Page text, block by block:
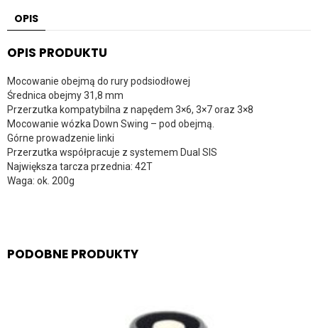
OPIS
OPIS PRODUKTU
Mocowanie obejmą do rury podsiodłowej
Średnica obejmy 31,8 mm
Przerzutka kompatybilna z napędem 3×6, 3×7 oraz 3×8
Mocowanie wózka Down Swing – pod obejmą.
Górne prowadzenie linki
Przerzutka współpracuje z systemem Dual SIS
Największa tarcza przednia: 42T
Waga: ok. 200g
PODOBNE PRODUKTY